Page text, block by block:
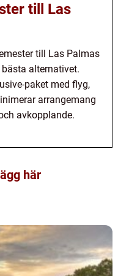
till Las
till Las Palmas
alternativet.
paket med flyg,
arrangemang
avkopplande.
här